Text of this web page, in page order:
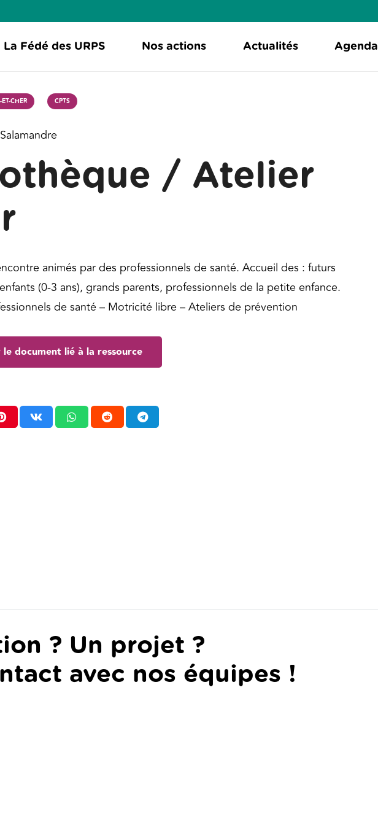
La Fédé des URPS Nos actions Actualités Agenda
CHER CPTS
/ Atelier
animés par des professionnels de santé. Accueil des : futurs
(0-3 ans), grands parents, professionnels de la petite enfance.
de santé – Motricité libre – Ateliers de prévention
le document lié à la ressource
? Un projet ?
avec nos équipes !